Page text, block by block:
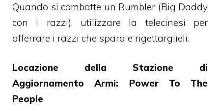
Quando si combatte un Rumbler (Big Daddy
con i razzi), utilizzare la telecinesi per
afferrare i razzi che spara e rigettarglieli.
Locazione della Stazione di
Aggiornamento Armi: Power To The
People